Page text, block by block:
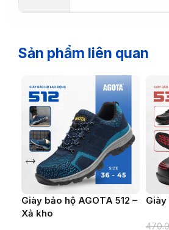
Sản phẩm liên quan
Giày bảo hộ AGOTA 512 –
Xả kho
Giày